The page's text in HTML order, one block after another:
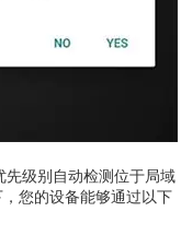
级别自动检测位于局域
您的设备能够通过以下